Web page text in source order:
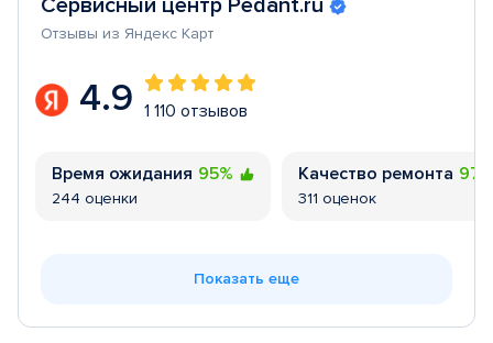
Сервисный центр Pedant.ru
Отзывы из Яндекс Карт
4.9 1 110 отзывов
Время ожидания 95%
244 оценки
Качество ремонта
311 оценок
Показать еще